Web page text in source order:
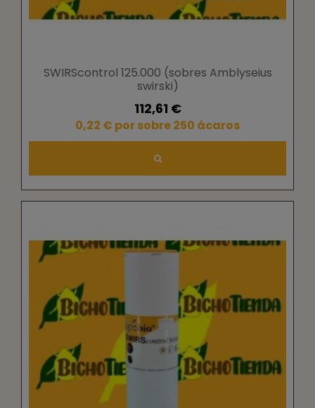
SWIRScontrol 125.000 (sobres Amblyseius
swirski)
112,61 €
0,22 € por sobre 250 ácaros